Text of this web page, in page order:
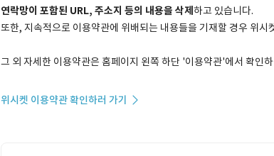
연락망이 포함된 URL, 주소지 등의 내용을 삭제 하고 있습니다.
또한, 지속적으로 이용약관에 위배되는 내용들을 기재할 경우 위
그 외 자세한 이용약관은 홈페이지 왼쪽 하단 '이용약관'에서 확인
위시켓 이용약관 확인하러 가기